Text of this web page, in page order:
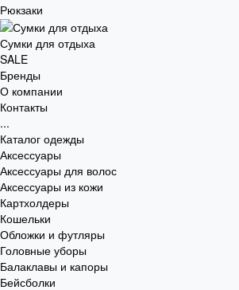
Рюкзаки
Сумки для отдыха
SALE
Бренды
О компании
Контакты
...
Каталог одежды
Аксессуары
Аксессуары для волос
Аксессуары из кожи
Картхолдеры
Кошельки
Обложки и футляры
Головные уборы
Балаклавы и капоры
Бейсболки